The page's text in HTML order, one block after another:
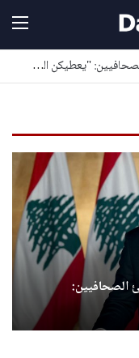
"أثناء تناولهم الغداء.. الرئيس عون يفاجئ الصحافيين: "يعطيكن العافية"
الصحافيين: